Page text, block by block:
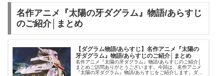
名作アニメ『太陽の牙ダグラム』物語/あらすじ
のご紹介│まとめ
【ダグラム物語/あらすじ】名作アニメ『太陽の
牙ダグラム』物語/あらすじのご紹介│まとめ
名作アニメ『太陽の牙ダグラム』物語/あらすじのご紹介│
まとめご訪問ありがとうございます。今回は、名作アニメ
『太陽の牙ダグラム』物語/あらすじをご紹介します。ダグ